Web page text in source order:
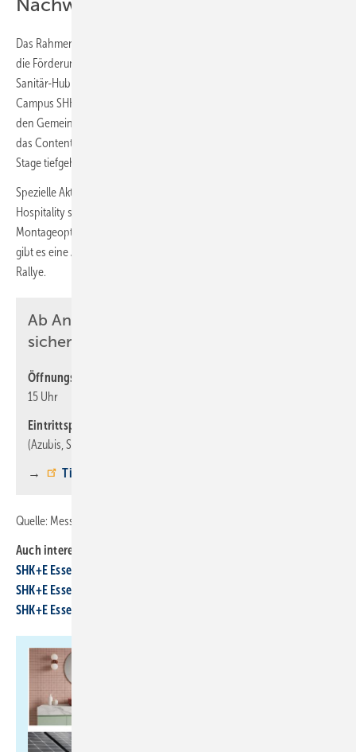
Nachwuchsförderung
Das Rahmenprogramm ist auf umfassenden Wissensaustausch und
die Förderung des Branchennachwuchses ausgelegt. Neben dem
Sanitär-Hub umfasst es Fachforen und Sonderbereiche wie den
Campus SHK Bildung, Lernen + IT, den Treffpunkt Trinkwasser und
den Gemeinschaftsstand
das Content Lab, das Vortragsforum des BDH und die SHK+E Expert
Stage tiefgehende Einblicke.
Spezielle Aktionstage wie der Benelux-Tag und ein Fokus-Tag
Hospitality sowie geführte Messerundgänge zu Themen wie
Montageoptimierung ergänzen das Programm. Für den Nachwuchs
gibt es eine Azubi-Lounge mit Informationsprogramm und eine Azubi-
Rallye.
Ab Anfang Januar Tickets online
sichern!
Öffnungszeiten:
15 Uhr
Eintrittspreise:
(Azubis, Schüler, Studierende): 12,50 Euro
→ Ticket online kaufen
Quelle: Messe Essen / fl
Auch interessant:
SHK+E Essen: Smarte Technik für grüne Dächer und Fassaden
SHK+E Essen 2026: Treffpunkt mit Mehrwert
SHK+E Essen 2026: Soziale Medien im Handwerk